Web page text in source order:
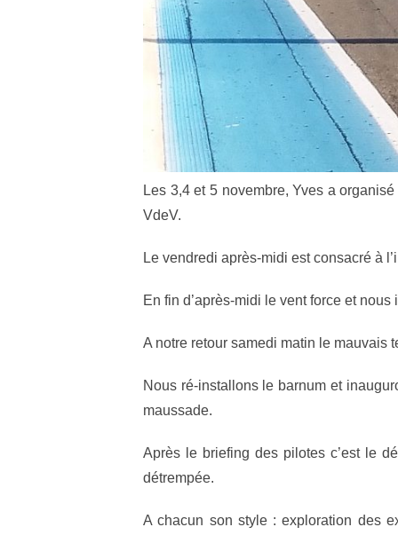
Les 3,4 et 5 novembre, Yves a
VdeV.
Le vendredi après-midi est consacré à
En fin d’après-midi le vent force et
A notre retour samedi matin le mauvais
Nous ré-installons le barnum et
maussade.
Après le briefing des pilotes c’est le
détrempée.
A chacun son style : exploration des